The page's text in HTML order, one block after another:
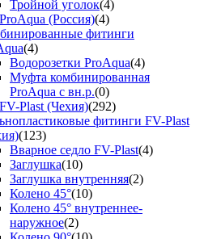
Тройной уголок(4)
(Россия)(4)
фитинги
(4)
Водорозетки ProAqua(4)
Муфта комбинированная
ProAqua с вн.р.(0)
Plast (Чехия)(292)
фитинги FV-Plast
(123)
Вварное седло FV-Plast(4)
Заглушка(10)
Заглушка внутренняя(2)
Колено 45°(10)
Колено 45° внутреннее-
наружное(2)